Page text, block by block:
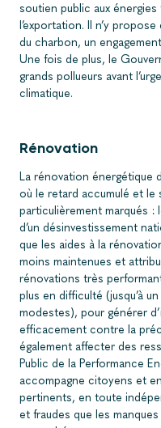
soutien public aux
l’exportation. Il n’y
du charbon, un
Une fois de plus, le
grands pollueurs avant
climatique.
Rénovation
La rénovation énergétique
où le retard accumulé et
particulièrement marqués :
d’un désinvestissement
que les aides à la
moins maintenues et
rénovations très
plus en difficulté (jusqu’à
modestes), pour générer
efficacement contre la
également affecter des
Public de la Performance
accompagne citoyens et
pertinents, en toute
et fraudes que les